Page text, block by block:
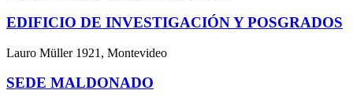
EDIFICIO DE INVESTIGACIÓN Y POSGRADOS
Lauro Müller 1921, Montevideo
SEDE MALDONADO